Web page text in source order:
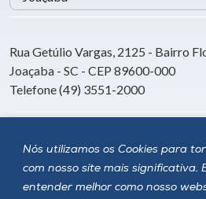
Nós utilizamos os Cookies para
com nosso site mais significativa.
entender melhor como nosso
Rua Getúlio Vargas, 2125 - Bairro
Joaçaba - SC - CEP 89600-000
Telefone (49) 3551-2000
Siga a Unoesc